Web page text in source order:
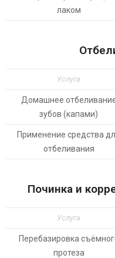
лаком
Услуга
Домашнее
зубов (капами)
Применение средства
отбеливания
Починка и
Услуга
Перебазировка
протеза